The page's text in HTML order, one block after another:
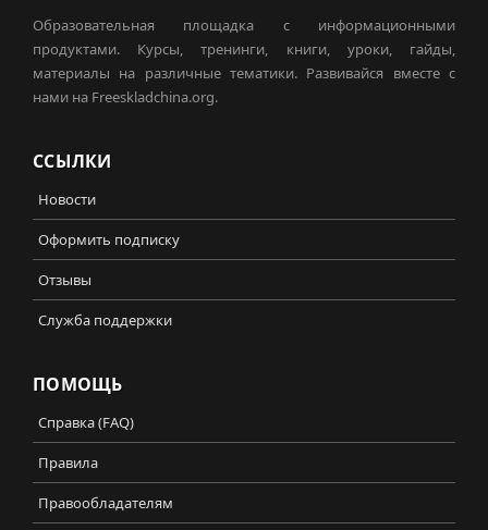
Образовательная площадка с информационными
продуктами. Курсы, тренинги, книги, уроки, гайды,
материалы на различные тематики. Развивайся вместе с
нами на Freeskladchina.org.
ССЫЛКИ
Новости
Оформить подписку
Отзывы
Служба поддержки
ПОМОЩЬ
Справка (FAQ)
Правила
Правообладателям